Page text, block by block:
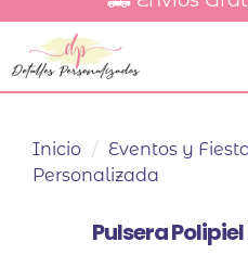
Inicio / Eventos y
Personalizada
Pulsera